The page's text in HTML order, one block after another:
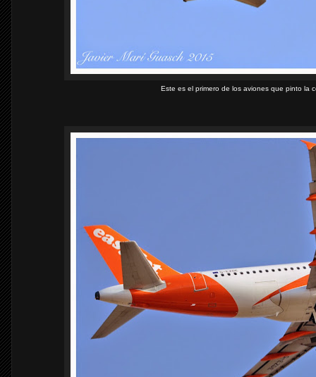
Este es el primero de los aviones que pinto la